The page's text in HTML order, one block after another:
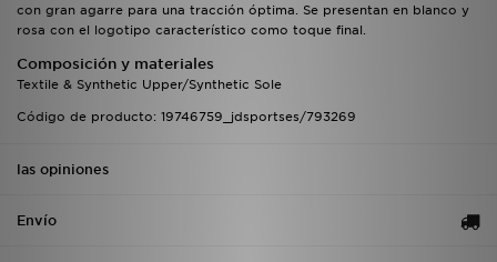
con gran agarre para una tracción óptima. Se presentan en blanco y
rosa con el logotipo característico como toque final.
Composición y materiales
Textile & Synthetic Upper/Synthetic Sole
Código de producto: 19746759_jdsportses/793269
las opiniones
Envío